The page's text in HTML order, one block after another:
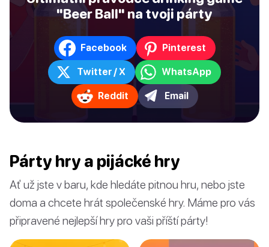
"Beer Ball" na tvoji párty
Facebook Pinterest
Twitter / X WhatsApp
Reddit Email
Párty hry a pijácké hry
Ať už jste v baru, kde hledáte pitnou hru, nebo jste
doma a chcete hrát společenské hry. Máme pro vás
připravené nejlepší hry pro vaši příští párty!